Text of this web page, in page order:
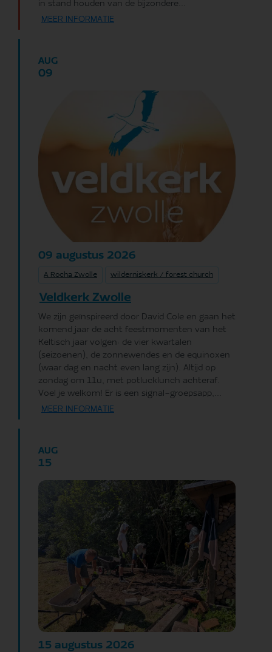
in stand houden van de bijzondere...
MEER INFORMATIE
AUG
09
09 augustus 2026
A Rocha Zwolle wilderniskerk / forest church
Veldkerk Zwolle
We zijn geïnspireerd door David Cole en gaan het
komend jaar de acht feestmomenten van het
Keltisch jaar volgen: de vier kwartalen
(seizoenen), de zonnewendes en de equinoxen
(waar dag en nacht even lang zijn). Altijd op
zondag om 11u, met potlucklunch achteraf.
Voel je welkom! Er is een signal-groepsapp,...
MEER INFORMATIE
AUG
15
15 augustus 2026